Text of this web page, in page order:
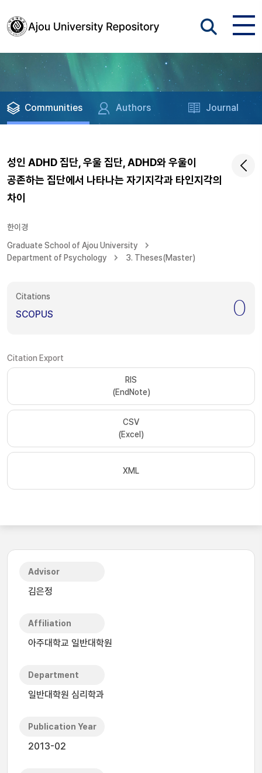
Communities Authors Journal
성인 ADHD 집단, 우울 집단, ADHD와 우울이
공존하는 집단에서 나타나는 자기지각과 타인지각의
차이
한이경
Graduate School of Ajou University
Department of Psychology
3. Theses(Master)
Citations
SCOPUS 0
Citation Export
RIS
(EndNote)
CSV
(Excel)
XML
Advisor
김은정
Affiliation
아주대학교 일반대학원
Department
일반대학원 심리학과
Publication Year
2013-02